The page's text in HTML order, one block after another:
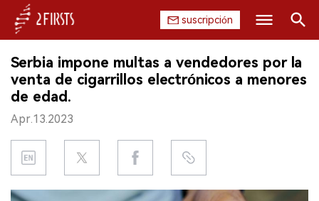
suscripción
INICIO
EMPRESA
PRODUCTO
REGULACIÓN
Buscar
Serbia impone multas a vendedores por la
venta de cigarrillos electrónicos a menores
de edad.
Apr.13.2023